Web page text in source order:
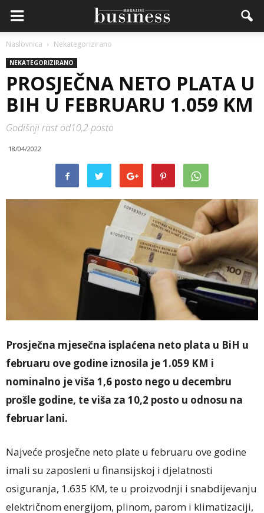
Naslovnica Nekategorizirano
NEKATEGORIZIRANO
PROSJEČNA NETO PLATA U
BIH U FEBRUARU 1.059 KM
Godišnji rast od10,2 posto
18/04/2022
Prosječna mjesečna isplaćena neto plata u BiH u
februaru ove godine iznosila je 1.059 KM i
nominalno je viša 1,6 posto nego u decembru
prošle godine, te viša za 10,2 posto u odnosu na
februar lani.
Najveće prosječne neto plate u februaru ove godine
imali su zaposleni u finansijskoj i djelatnosti
osiguranja, 1.635 KM, te u proizvodnji i snabdijevanju
električnom energijom, plinom, parom i klimatizaciji,